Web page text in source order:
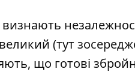
визнають
(тут
що готові